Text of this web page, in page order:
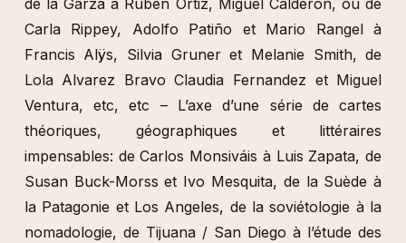
de la Garza à Ruben Ortiz, Miguel Calderón, ou de
Carla Rippey, Adolfo Patiño et Mario Rangel à
Francis Alÿs, Silvia Gruner et Melanie Smith, de
Lola Alvarez Bravo Claudia Fernandez et Miguel
Ventura, etc, etc – L’axe d’une série de cartes
théoriques, géographiques et littéraires
impensables: de Carlos Monsiváis à Luis Zapata, de
Susan Buck-Morss et Ivo Mesquita, de la Suède à
la Patagonie et Los Angeles, de la soviétologie à la
nomadologie, de Tijuana / San Diego à l’étude des